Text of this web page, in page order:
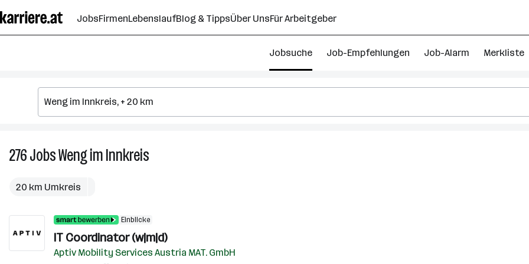
Seiteninhalt
springen
JobsFirmenLebenslaufBlog & TippsÜber UnsFür Arbeitgeber
Jobsuche Job-Empfehlungen Job-Alarm Merkliste
276JobsWeng im Innkreis
Innkreis
20 km Umkreis
Einblicke
IT Coordinator (w|m|d)
Aptiv Mobility Services Austria MAT. GmbH